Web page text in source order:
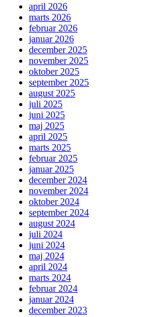
april 2026
marts 2026
februar 2026
januar 2026
december 2025
november 2025
oktober 2025
september 2025
august 2025
juli 2025
juni 2025
maj 2025
april 2025
marts 2025
februar 2025
januar 2025
december 2024
november 2024
oktober 2024
september 2024
august 2024
juli 2024
juni 2024
maj 2024
april 2024
marts 2024
februar 2024
januar 2024
december 2023